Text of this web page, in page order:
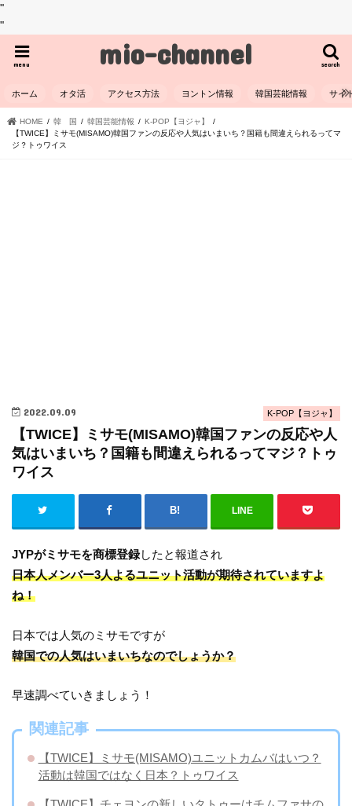
"
"
mio-channel search
menu
ホーム オタ活 アクセス方法 ヨントン情報 韓国芸能情報 サイ
HOME 韓 国 韓国芸能情報
K-POP【ヨジャ】
【TWICE】ミサモ(MISAMO)韓国ファンの反応や人気はいまいち？国籍も間違えられるってマ
ジ？トゥワイス
K-POP【ヨジャ】
2022.09.09
【TWICE】ミサモ(MISAMO)韓国ファンの反応や人
気はいまいち？国籍も間違えられるってマジ？トゥ
ワイス
LINE
JYPがミサモを商標登録したと報道され
日本人メンバー3人よるユニット活動が期待されていますよ
ね！
日本では人気のミサモですが
韓国での人気はいまいちなのでしょうか？
早速調べていきましょう！
関連記事
【TWICE】ミサモ(MISAMO)ユニットカムバはいつ？
活動は韓国ではなく日本？トゥワイス